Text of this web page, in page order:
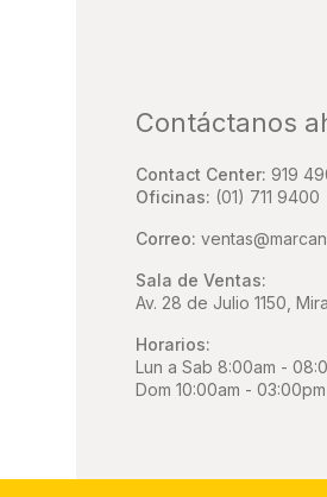
Contáctanos
Contact Center: 919
Oficinas: (01) 711 9400
Correo:
Sala de Ventas:
Av. 28 de Julio 1150,
Horarios:
Lun a Sab 8:00am -
Dom 10:00am - 03:00pm